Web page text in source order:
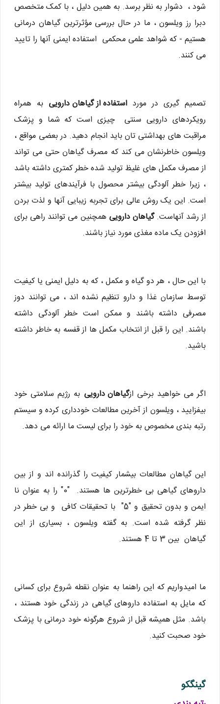
شود ، دشوار به نظر برسد. به همین دلیل ، با کمک متخصص
دبرا رز ویلسون ، ما در حال بررسی مؤثرترین گیاهان درمانی
هستیم - که شواهد علمی محکمی استفاده ایمنی آنها را تایید
می کنند.
تصمیم گیری در مورد استفاده از گیاهان دارویی به همراه
رویکردهای دارویی سنتی چیزی است که شما و پزشک
مراقبت های بهداشتی تان باید انجام دهید. در بعضی مواقع ،
ویلسون خاطرنشان می کند که مصرف گیاهان حتی می تواند
از مصرف مکمل های غلیظ تولید شده خطر کمتری داشته باشد
، زیرا خطر آلودگی بیشتر محصول با فرآیندهای تولید بیشتر
است. این یک روش عالی برای تجربه زیبایی آنها و لذت بردن
از رشد آنهاست.گیاهان دارویی همچنین می توانند راهی برای
افزودن یک ماده مغذی مورد نیاز باشند.
با این حال ، هر دو گیاه و مکمل ، که به دلیل ایمنی یا کیفیت
توسط سازمان غذا و دارو تنظیم نشده اند ، می توانند دوز
مصرفی داشته باشند و ممکن است خطر آلودگی داشته
باشند. این را قبل از انتخاب مکمل ها از قفسه به خاطر داشته
باشید.
اگر می خواهید برخی ازگیاهان دارویی به رژیم سلامتی خود
بیفزایید ، ویلسون از آخرین مطالعات خودداری کرده و سیستم
رتبه بندی مخصوص به خود را برای لیست ما ارائه می دهد.
این گیاهان مطالعات بیشمار کیفیت را گذرانده اند و از بین
داروهای گیاهی بی خطرترین ها هستند. "0" را به عنوان نا
ایمن و بدون تحقیق و "5" با تحقیقات کافی و بی خطر در
نظر گرفته شده است. به گفته ویلسون ، بسیاری از این
گیاهان بین 3 تا 4 هستند.
ما امیدواریم که این راهنما به عنوان نقطه شروع برای کسانی
که مایل به استفاده داروهای گیاهی در زندگی خود هستند ،
باشد. مثل همیشه قبل از شروع هرگونه خود درمانی با پزشک
خود صحبت کنید.
گینگکو